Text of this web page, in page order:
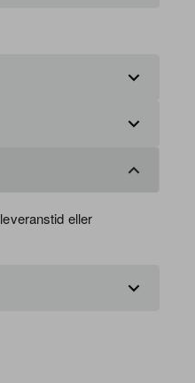
eller